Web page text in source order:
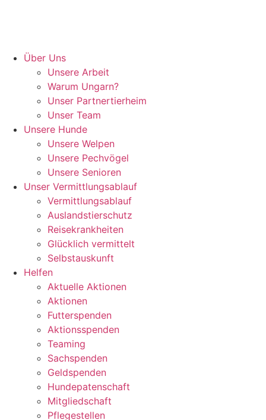
Über Uns
Unsere Arbeit
Warum Ungarn?
Unser Partnertierheim
Unser Team
Unsere Hunde
Unsere Welpen
Unsere Pechvögel
Unsere Senioren
Unser Vermittlungsablauf
Vermittlungsablauf
Auslandstierschutz
Reisekrankheiten
Glücklich vermittelt
Selbstauskunft
Helfen
Aktuelle Aktionen
Aktionen
Futterspenden
Aktionsspenden
Teaming
Sachspenden
Geldspenden
Hundepatenschaft
Mitgliedschaft
Pflegestellen